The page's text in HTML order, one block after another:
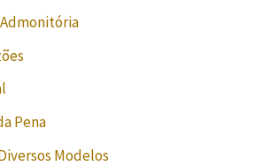
Pena
Modelos